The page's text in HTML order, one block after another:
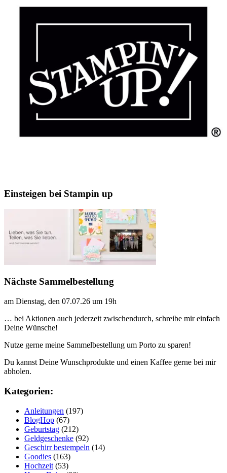
Einsteigen bei Stampin up
Nächste Sammelbestellung
am Dienstag, den 07.07.26 um 19h
… bei Aktionen auch jederzeit zwischendurch, schreibe mir einfach
Deine Wünsche!
Nutze gerne meine Sammelbestellung um Porto zu sparen!
Du kannst Deine Wunschprodukte und einen Kaffee gerne bei mir
abholen.
Kategorien:
Anleitungen (197)
BlogHop (67)
Geburtstag (212)
Geldgeschenke (92)
Geschirr bestempeln (14)
Goodies (163)
Hochzeit (53)